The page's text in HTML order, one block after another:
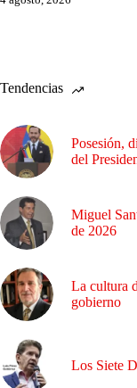
Tendencias
Posesión,
del
Miguel
de 2026
La cultura
gobierno
Los Siete